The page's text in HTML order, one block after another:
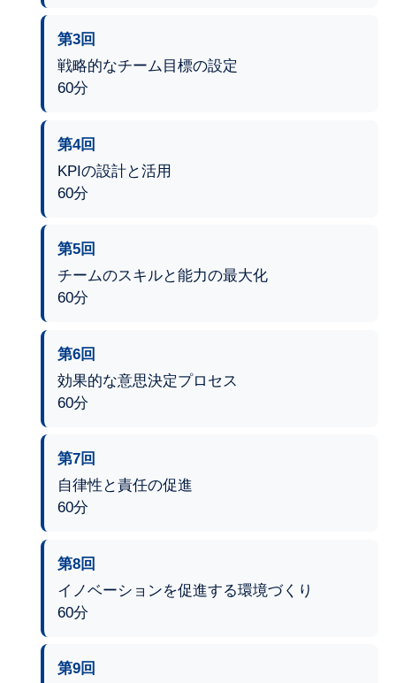
第3回
戦略的なチーム目標の設定
60分
第4回
KPIの設計と活用
60分
第5回
チームのスキルと能力の最大化
60分
第6回
効果的な意思決定プロセス
60分
第7回
自律性と責任の促進
60分
第8回
イノベーションを促進する環境づくり
60分
第9回